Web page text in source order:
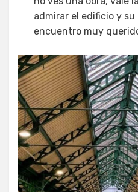
admirar el edificio y
encuentro muy